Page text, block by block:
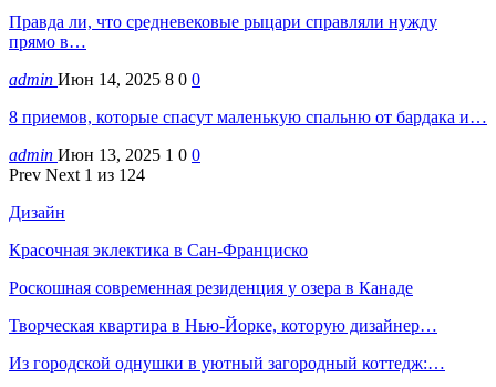
Правда ли, что средневековые рыцари справляли нужду
прямо в…
admin Июн 14, 2025 8 0 0
8 приемов, которые спасут маленькую спальню от бардака и…
admin Июн 13, 2025 1 0 0
Prev Next 1 из 124
Дизайн
Красочная эклектика в Сан-Франциско
Роскошная современная резиденция у озера в Канаде
Творческая квартира в Нью-Йорке, которую дизайнер…
Из городской однушки в уютный загородный коттедж:…